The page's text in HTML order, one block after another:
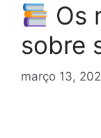
Os
sobre
março 13,